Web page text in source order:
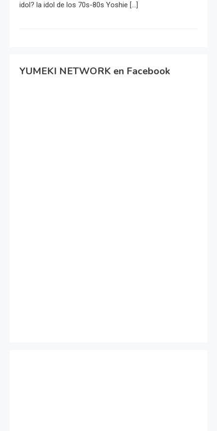
idol? la idol de los 70s-80s Yoshie […]
YUMEKI NETWORK en Facebook